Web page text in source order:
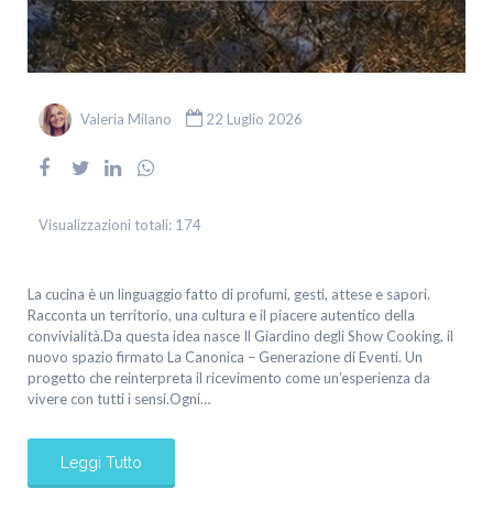
Valeria Milano 22 Luglio 2026
Visualizzazioni totali: 174
La cucina è un linguaggio fatto di profumi, gesti, attese e sapori.
Racconta un territorio, una cultura e il piacere autentico della
convivialità.Da questa idea nasce Il Giardino degli Show Cooking, il
nuovo spazio firmato La Canonica – Generazione di Eventi. Un
progetto che reinterpreta il ricevimento come un’esperienza da
vivere con tutti i sensi.Ogni…
Leggi Tutto